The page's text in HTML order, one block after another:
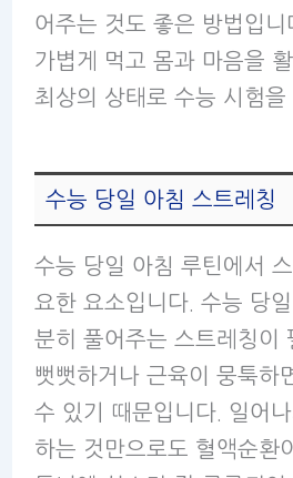
어주는 것도 좋은 방법입
가볍게 먹고 몸과 마음을
최상의 상태로 수능 시험을
수능 당일 아침 스트레칭
수능 당일 아침 루틴에서
요한 요소입니다. 수능 당
분히 풀어주는 스트레칭이
뻣뻣하거나 근육이 뭉툭하
수 있기 때문입니다. 일어
하는 것만으로도 혈액순환